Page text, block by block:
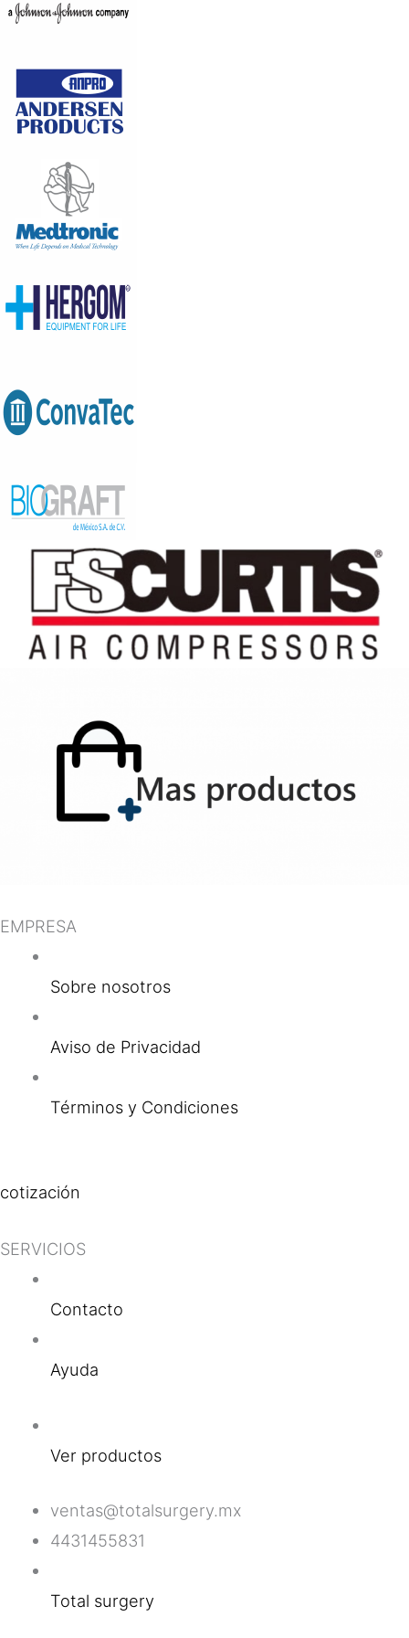
EMPRESA
Sobre nosotros
Aviso de Privacidad
Términos y Condiciones
cotización
SERVICIOS
Contacto
Ayuda
Ver productos
ventas@totalsurgery.mx
4431455831
Total surgery